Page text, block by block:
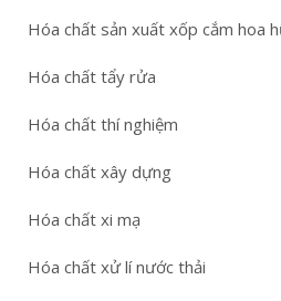
Hóa chất sản xuất xốp cắm hoa
Hóa chất tẩy rửa
Hóa chất thí nghiệm
Hóa chất xây dựng
Hóa chất xi mạ
Hóa chất xử lí nước thải